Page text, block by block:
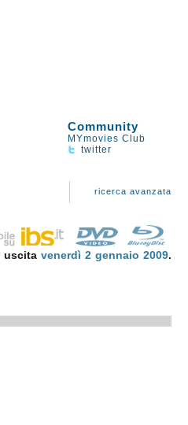
Community
MYmovies Club
twitter
ricerca avanzata
uscita venerdì 2 gennaio 2009.